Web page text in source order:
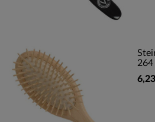
264